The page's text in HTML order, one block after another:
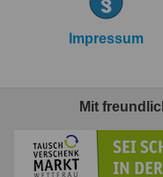
Impressum
Mit